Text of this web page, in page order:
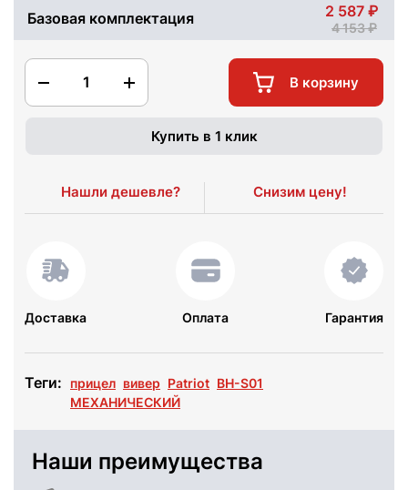
Базовая комплектация 2 587
4 153
1 В корзину
Купить в 1 клик
Нашли дешевле? Снизим цену!
Доставка Оплата Гарантия
Теги: прицел вивер Patriot BH-S01
МЕХАНИЧЕСКИЙ
Наши преимущества